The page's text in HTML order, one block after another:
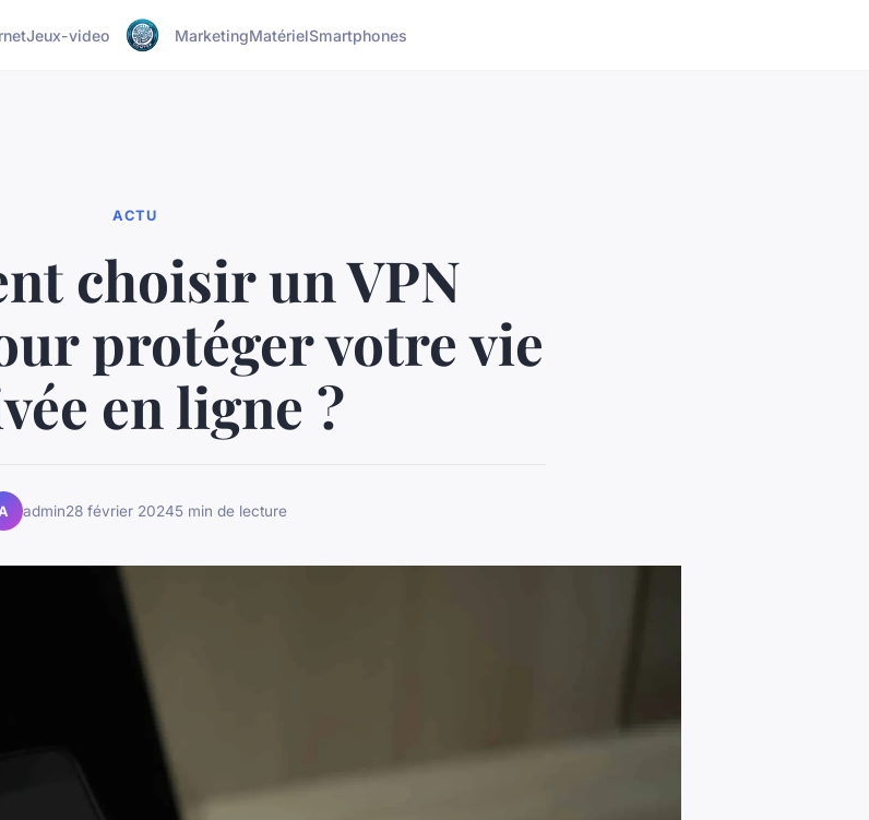
Jeux-video MarketingMatérielSmartphones
ACTU
choisir un VPN
protéger votre vie
en ligne ?
admin28 février 20245 min de lecture